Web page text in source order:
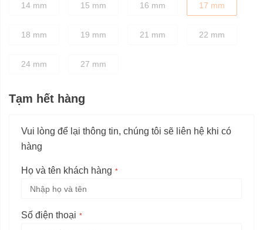
14 mm 15 mm 16 mm 17 mm
18 mm 19 mm 21 mm 22 mm
24 mm 27 mm
Tạm hết hàng
Vui lòng để lại thông tin, chúng tôi sẽ liên hệ khi có
hàng
Họ và tên khách hàng
Số điện thoại